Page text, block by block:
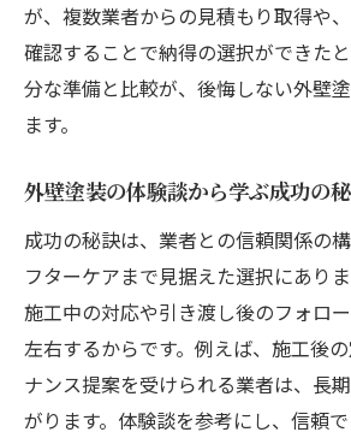
が、複数業者からの見積もり取得や
確認することで納得の選択ができた
分な準備と比較が、後悔しない外壁
ます。
外壁塗装の体験談から学ぶ成功の
成功の秘訣は、業者との信頼関係の
フターケアまで見据えた選択にありま
施工中の対応や引き渡し後のフォロ
左右するからです。例えば、施工後
ナンス提案を受けられる業者は、長
がります。体験談を参考にし、信頼